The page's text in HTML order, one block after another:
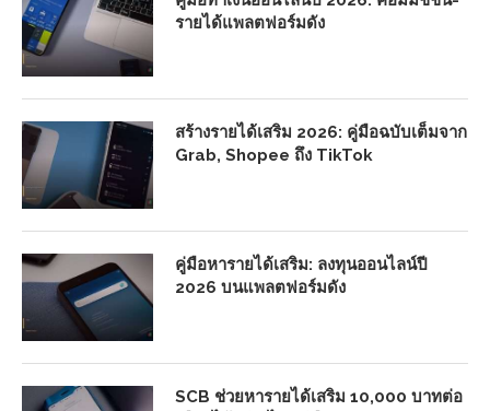
รายได้แพลตฟอร์มดัง
สร้างรายได้เสริม 2026: คู่มือฉบับเต็มจาก
Grab, Shopee ถึง TikTok
คู่มือหารายได้เสริม: ลงทุนออนไลน์ปี
2026 บนแพลตฟอร์มดัง
SCB ช่วยหารายได้เสริม 10,000 บาทต่อ